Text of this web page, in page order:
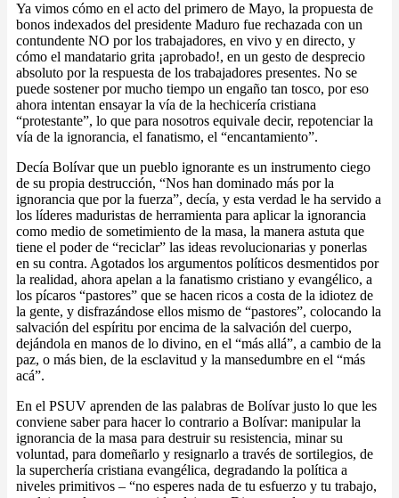
Ya vimos cómo en el acto del primero de Mayo, la propuesta de
bonos indexados del presidente Maduro fue rechazada con un
contundente NO por los trabajadores, en vivo y en directo, y
cómo el mandatario grita ¡aprobado!, en un gesto de desprecio
absoluto por la respuesta de los trabajadores presentes. No se
puede sostener por mucho tiempo un engaño tan tosco, por eso
ahora intentan ensayar la vía de la hechicería cristiana
“protestante”, lo que para nosotros equivale decir, repotenciar la
vía de la ignorancia, el fanatismo, el “encantamiento”.
Decía Bolívar que un pueblo ignorante es un instrumento ciego
de su propia destrucción, “Nos han dominado más por la
ignorancia que por la fuerza”, decía, y esta verdad le ha servido a
los líderes maduristas de herramienta para aplicar la ignorancia
como medio de sometimiento de la masa, la manera astuta que
tiene el poder de “reciclar” las ideas revolucionarias y ponerlas
en su contra. Agotados los argumentos políticos desmentidos por
la realidad, ahora apelan a la fanatismo cristiano y evangélico, a
los pícaros “pastores” que se hacen ricos a costa de la idiotez de
la gente, y disfrazándose ellos mismo de “pastores”, colocando la
salvación del espíritu por encima de la salvación del cuerpo,
dejándola en manos de lo divino, en el “más allá”, a cambio de la
paz, o más bien, de la esclavitud y la mansedumbre en el “más
acá”.
En el PSUV aprenden de las palabras de Bolívar justo lo que les
conviene saber para hacer lo contrario a Bolívar: manipular la
ignorancia de la masa para destruir su resistencia, minar su
voluntad, para domeñarlo y resignarlo a través de sortilegios, de
la superchería cristiana evangélica, degradando la política a
niveles primitivos – “no esperes nada de tu esfuerzo y tu trabajo,